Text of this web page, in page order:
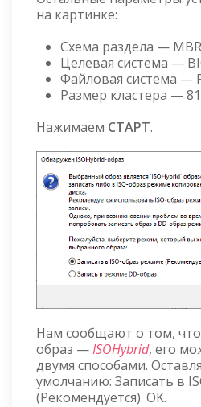
на картинке:
Схема раздела —
Целевая система —
Файловая система —
Размер кластера —
Нажимаем СТАРТ.
Нам сообщают о том,
образ —ISOHybrid, его
двумя способами.
умолчанию: Записать в
(Рекомендуется). OK.